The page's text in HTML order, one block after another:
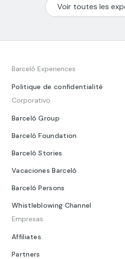
Voir toutes les
Barceló Experiences
Politique de confidentialité
Corporativo
Barceló Group
Barceló Foundation
Barceló Stories
Vacaciones Barceló
Barceló Persons
Whistleblowing Channel
Empresas
Affiliates
Partners